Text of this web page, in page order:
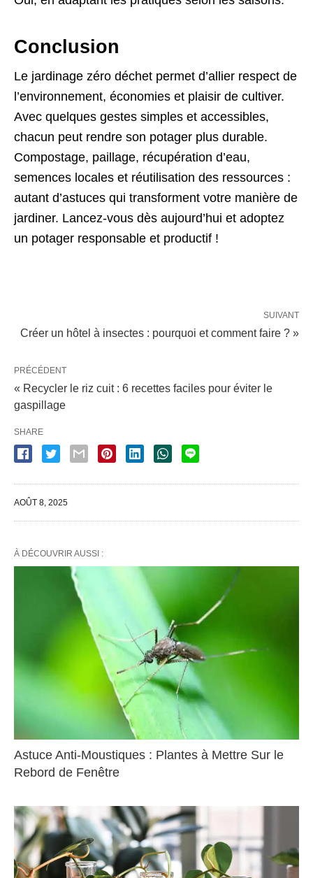
Conclusion
Le jardinage zéro déchet permet d’allier respect de
l’environnement, économies et plaisir de cultiver.
Avec quelques gestes simples et accessibles,
chacun peut rendre son potager plus durable.
Compostage, paillage, récupération d’eau,
semences locales et réutilisation des ressources :
autant d’astuces qui transforment votre manière de
jardiner. Lancez-vous dès aujourd’hui et adoptez
un potager responsable et productif !
SUIVANT
Créer un hôtel à insectes : pourquoi et comment faire ? »
PRÉCÉDENT
« Recycler le riz cuit : 6 recettes faciles pour éviter le
gaspillage
SHARE
AOÛT 8, 2025
À DÉCOUVRIR AUSSI :
Astuce Anti-Moustiques : Plantes à Mettre Sur le
Rebord de Fenêtre